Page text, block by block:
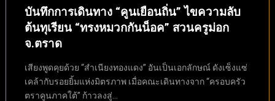
บันทึกการเดินทาง “คูนเยือนถิ่น” ไขความลับ
ต้นทุเรียน “ทรงหมวกกันน็อค” สวนครูม่อก
จ.ตราด
เสียงพูดคุยด้วย “สำเนียงทองแดง” อันเป็นเอกลักษณ์ ดังเซ็งแซ่
เคล้ากับรอยยิ้มแห่งมิตรภาพ เมื่อคณะเดินทางจาก “ครอบครัว
ตราคูนภาคใต้” ก้าวลงสู่...